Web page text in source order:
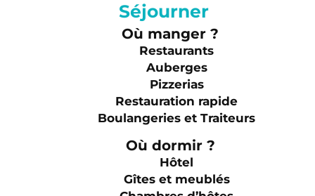
Séjourner
Où manger ?
Restaurants
Auberges
Pizzerias
Restauration rapide
Boulangeries et Traiteurs
Où dormir ?
Hôtel
Gîtes et meublés